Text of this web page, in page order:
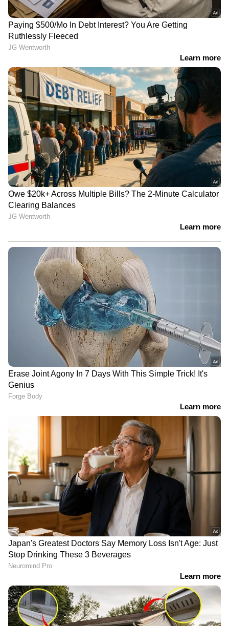
LATEST VIDEOS
ജലനിരപ്പ് കുറഞ്ഞെങ്കിലും ദുരിതം
ഒഴിയാതെ കുട്ടനാട്ടുകാര്‍; വെള്ളം
ഇറങ്ങാൻ ഇനിയും സമയമെടുക്കും
News@1PM | ഒരുമണി വാർത്ത
വിശദമായി | 08 August 2026